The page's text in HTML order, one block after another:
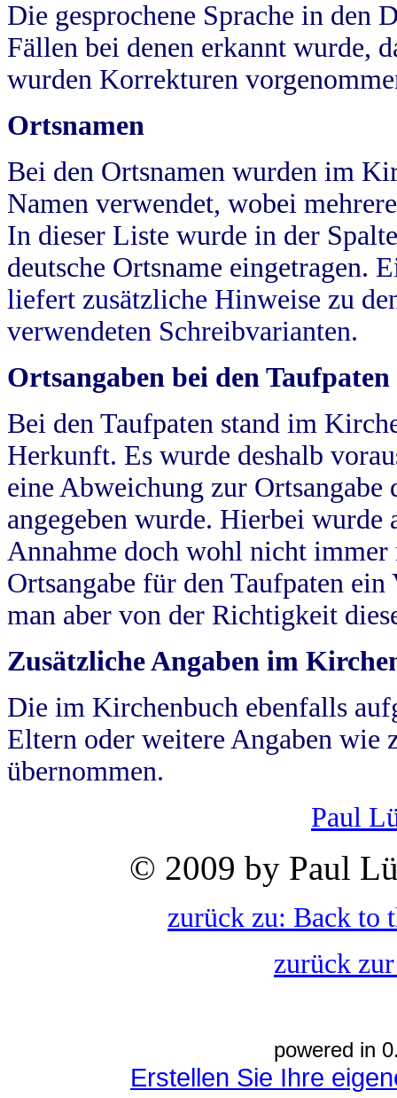
Die gesprochene Sprache in
Fällen bei denen erkannt wurde,
wurden Korrekturen
Ortsnamen
Bei den Ortsnamen wurden im
Namen verwendet, wobei
In dieser Liste wurde in der
deutsche Ortsname eingetragen.
liefert zusätzliche Hinweise zu
verwendeten Schreibvarianten.
Ortsangaben bei den Taufpaten
Bei den Taufpaten stand im
Herkunft. Es wurde deshalb
eine Abweichung zur
angegeben wurde. Hierbei wurde
Annahme doch wohl nicht
Ortsangabe für den Taufpaten
man aber von der Richtigkeit
Zusätzliche Angaben im
Die im Kirchenbuch ebenfalls
Eltern oder weitere Angaben wie
übernommen.
Paul
© 2009 by Paul
zurück zu: Back to
zurück
powered in
Erstellen Sie Ihre